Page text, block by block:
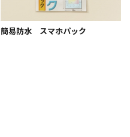
簡易防水 スマホパック